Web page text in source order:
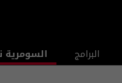
البرامج السومرية